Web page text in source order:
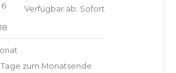
Verfügbar ab: Sofort
zum Monatsende